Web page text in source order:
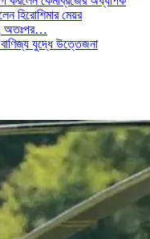
হিরোশিমার মেয়র
অতঃপর…
বাণিজ্য যুদ্ধে ‍উত্তেজনা